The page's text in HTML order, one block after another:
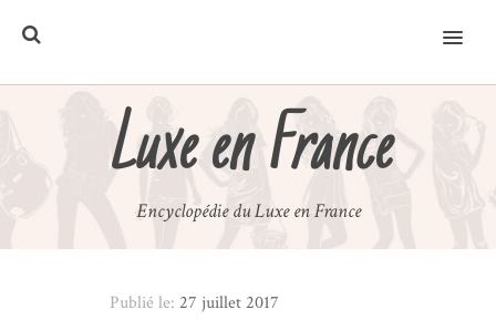
MENU
Luxe en France
Encyclopédie du Luxe en France
Publié le: 27 juillet 2017